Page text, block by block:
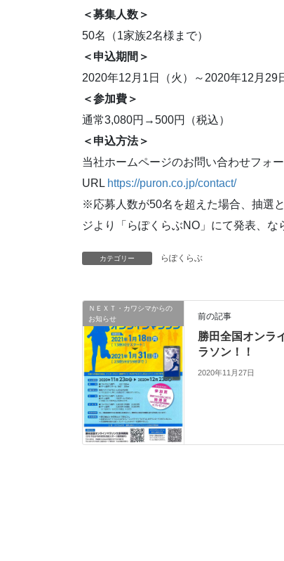
＜募集人数＞
50名（1家族2名様まで）
＜申込期間＞
2020年12月1日（火）～2020年12月29
＜参加費＞
通常3,080円→500円（税込）
＜申込方法＞
当社ホームページのお問い合わせフォ
URL https://puron.co.jp/contact/
※応募人数が50名を超えた場合、抽選
ジより「らぽくらぶNO」にて発表、な
カテゴリー らぽくらぶ
ＮＥＸＴ・カワシマからの
お知らせ
前の記事
勝田全国オンラ
ラソン！！
2020年11月27日